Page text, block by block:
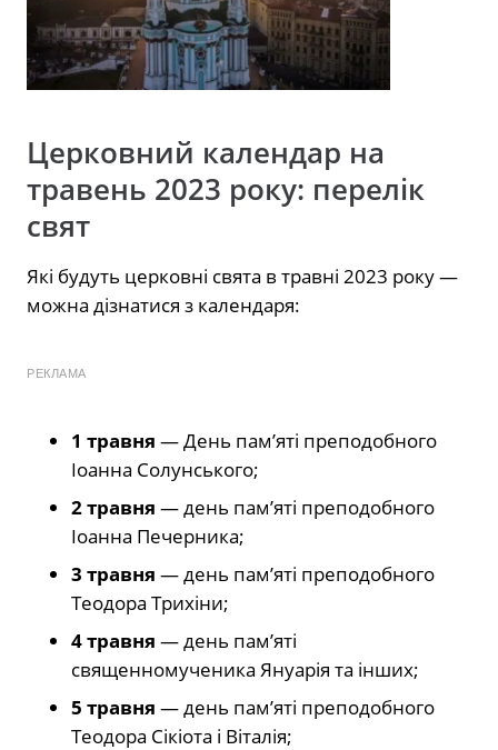
Церковний календар на
травень 2023 року: перелік
свят
Які будуть церковні свята в травні 2023 року —
можна дізнатися з календаря:
РЕКЛАМА
1 травня — День пам’яті преподобного
Іоанна Солунського;
2 травня — день пам’яті преподобного
Іоанна Печерника;
3 травня — день пам’яті преподобного
Теодора Трихіни;
4 травня — день пам’яті
священномученика Януарія та інших;
5 травня — день пам’яті преподобного
Теодора Сікіота і Віталія;